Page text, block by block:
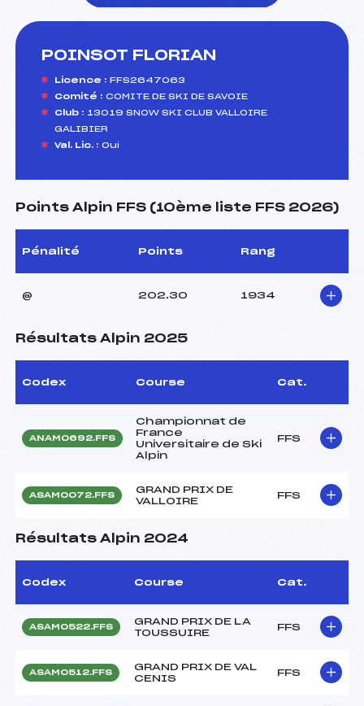
POINSOT FLORIAN
Licence : FFS2647063
Comité : COMITE DE SKI DE SAVOIE
Club : 13019 SNOW SKI CLUB VALLOIRE
GALIBIER
Val. Lic. : Oui
Points Alpin FFS (10ème liste FFS 2026)
Pénalité Points Rang
@ 202.30 1934
Résultats Alpin 2025
Codex Course Cat.
ANAM0692.FFS
Championnat de
France
Universitaire de Ski
Alpin
FFS
ASAM0072.FFS
GRAND PRIX DE
VALLOIRE
FFS
Résultats Alpin 2024
Codex Course Cat.
ASAM0522.FFS
GRAND PRIX DE LA
TOUSSUIRE
FFS
ASAM0512.FFS
GRAND PRIX DE VAL
CENIS
FFS